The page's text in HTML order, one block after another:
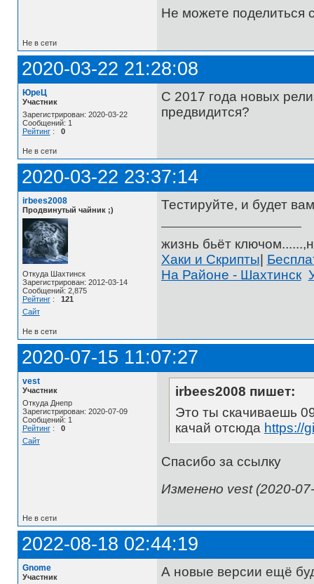
Не можете поделиться
Не в сети
2020-03-22 21:28:08
ЮреЦ
Участник
Зарегистрирован: 2020-03-22
Сообщений: 1
Рейтинг: 0
С 2017 года новых
предвидится?
Не в сети
2020-03-22 23:37:14
irbees2008
Продвинутый чайник ;)
Откуда Шахтинск
Зарегистрирован: 2012-03-14
Сообщений: 2,875
Рейтинг: 121
Сайт
Тестируйте, и будет
жизнь бьёт
Хаки и Скрипты
На Районе - Шахтинск
Не в сети
2020-07-15 11:07:27
vest
Участник
Откуда Днепр
Зарегистрирован: 2020-07-09
Сообщений: 1
Рейтинг: 0
Сайт
irbees2008 пишет:
Это ты скачиваешь
качай отсюда https://
Спасибо за ссылку
Изменено vest (2020-
Не в сети
2022-08-18 02:44:19
Gnome
Участник
А новые версии ещё